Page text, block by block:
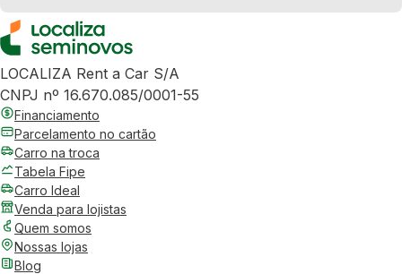
LOCALIZA Rent a Car S/A
CNPJ nº 16.670.085/0001-55
Financiamento
Parcelamento no cartão
Carro na troca
Tabela Fipe
Carro Ideal
Venda para lojistas
Quem somos
Nossas lojas
Blog